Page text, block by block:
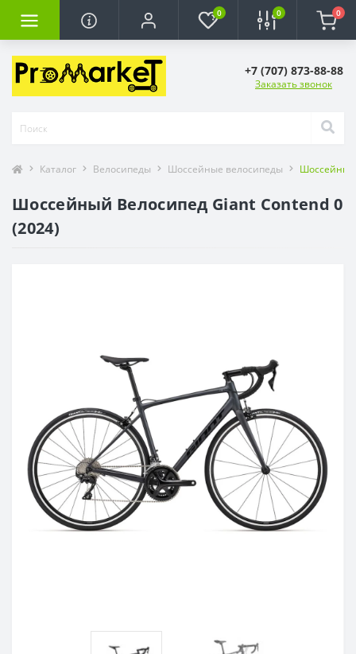
0 0 0
+7 (707) 873-88-88
Заказать звонок
Каталог Велосипеды Шоссейные велосипеды Шоссейный
Шоссейный Велосипед Giant Contend 0
(2024)